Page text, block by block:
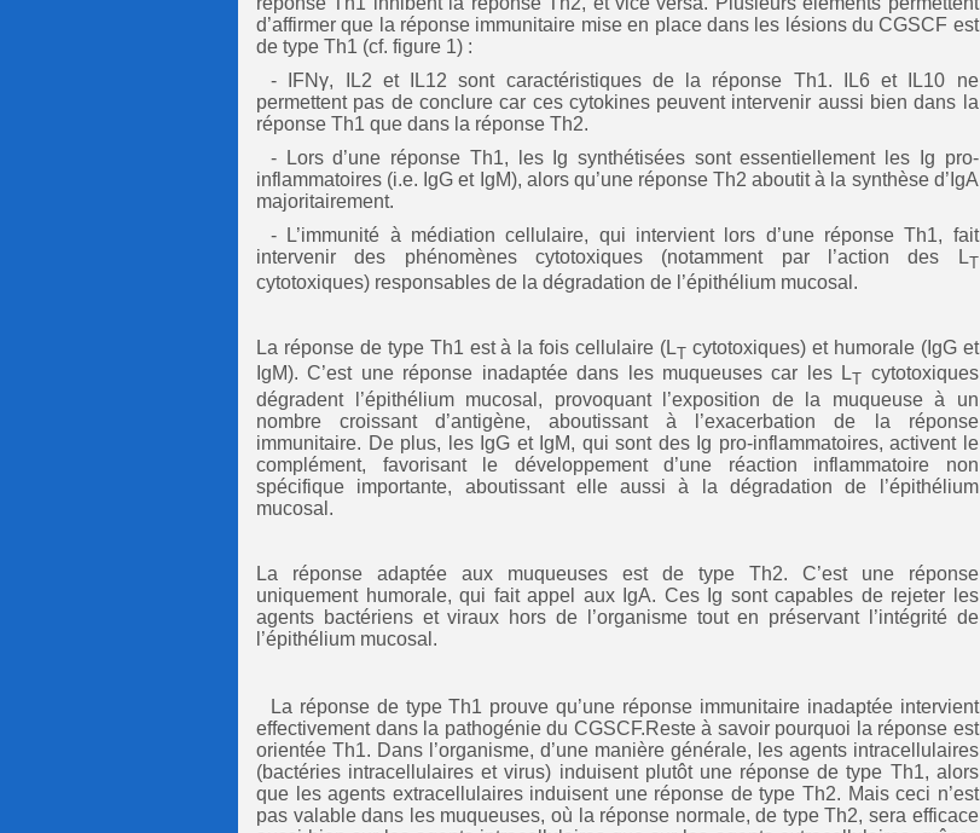
d’affirmer que la réponse immunitaire mise en place dans les lésions du CGSCF est
de type Th1 (cf. figure 1) :
- IFNγ, IL2 et IL12 sont caractéristiques de la réponse Th1. IL6 et IL10 ne
permettent pas de conclure car ces cytokines peuvent intervenir aussi bien dans la
réponse Th1 que dans la réponse Th2.
- Lors d’une réponse Th1, les Ig synthétisées sont essentiellement les Ig pro-
inflammatoires (i.e. IgG et IgM), alors qu’une réponse Th2 aboutit à la synthèse d’IgA
majoritairement.
- L’immunité à médiation cellulaire, qui intervient lors d’une réponse Th1, fait
intervenir des phénomènes cytotoxiques (notamment par l’action des LT
cytotoxiques) responsables de la dégradation de l’épithélium mucosal.
La réponse de type Th1 est à la fois cellulaire (LT cytotoxiques) et humorale (IgG et
IgM). C’est une réponse inadaptée dans les muqueuses car les LT cytotoxiques
dégradent l’épithélium mucosal, provoquant l’exposition de la muqueuse à un
nombre croissant d’antigène, aboutissant à l’exacerbation de la réponse
immunitaire. De plus, les IgG et IgM, qui sont des Ig pro-inflammatoires, activent le
complément, favorisant le développement d’une réaction inflammatoire non
spécifique importante, aboutissant elle aussi à la dégradation de l’épithélium
mucosal.
La réponse adaptée aux muqueuses est de type Th2. C’est une réponse
uniquement humorale, qui fait appel aux IgA. Ces Ig sont capables de rejeter les
agents bactériens et viraux hors de l’organisme tout en préservant l’intégrité de
l’épithélium mucosal.
La réponse de type Th1 prouve qu’une réponse immunitaire inadaptée intervient
effectivement dans la pathogénie du CGSCF.Reste à savoir pourquoi la réponse est
orientée Th1. Dans l’organisme, d’une manière générale, les agents intracellulaires
(bactéries intracellulaires et virus) induisent plutôt une réponse de type Th1, alors
que les agents extracellulaires induisent une réponse de type Th2. Mais ceci n’est
pas valable dans les muqueuses, où la réponse normale, de type Th2, sera efficace